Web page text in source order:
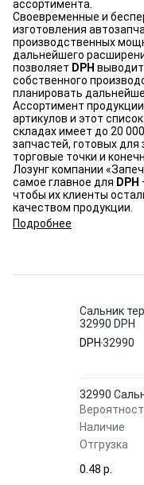
ассортимента.
Своевременные и
изготовления
производственных
дальнейшего
позволяет DPH
собственного
планировать
Ассортимент
артикулов и этот
складах имеет до 20
запчастей, готовых
торговые точки и
Лозунг компании
самое главное для DPH
чтобы их клиенты
качеством продукции.
Подробнее
Сальник
32990 DPH
DPH 32990
32990
Наличие
Отгрузка
0.48 p.